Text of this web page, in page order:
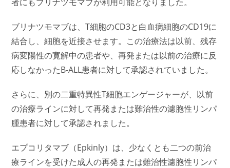
ブリナツモマブは、T細胞のCD3と白血病細胞のCD19に
結合し、細胞を近接させます。この治療法は以前、残存
病変陽性の寛解中の患者や、再発または以前の治療に反
応しなかったB-ALL患者に対して承認されていました。
さらに、別の二重特異性T細胞エンゲージャーが、以前
の治療ラインに対して再発または難治性の濾胞性リンパ
腫患者に対して承認されました。
エプコリタマブ（Epkinly）は、少なくとも二つの前治
療ラインを受けた成人の再発または難治性濾胞性リンパ